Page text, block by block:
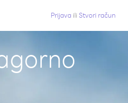
Prijava ili Stvori račun